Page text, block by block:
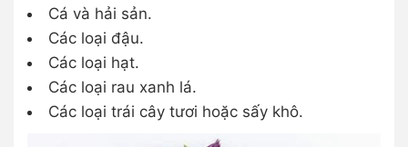
Cá và hải sản.
Các loại đậu.
Các loại hạt.
Các loại rau xanh lá.
Các loại trái cây tươi hoặc sấy khô.